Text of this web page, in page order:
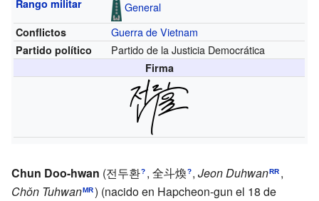
Rango militar General
Conflictos Guerra de Vietnam
Partido político Partido de la Justicia Democrática
Firma
Chun Doo-hwan (전두환? , 全斗煥? ,Jeon DuhwanRR ,
Chǒn TuhwanMR) (nacido en Hapcheon-gun el 18 de